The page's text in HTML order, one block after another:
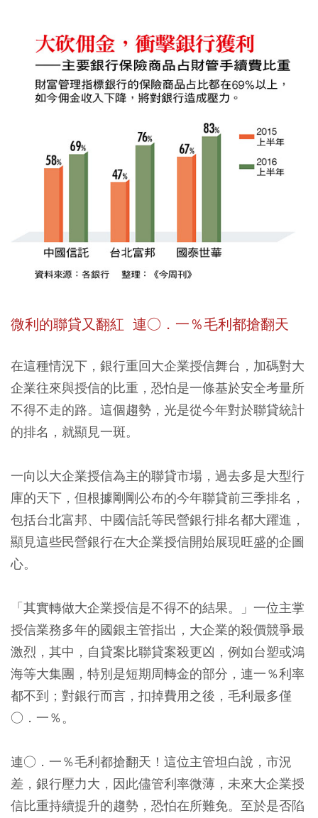
微利的聯貸又翻紅 連○．一％毛利都搶翻天
在這種情況下，銀行重回大企業授信舞台，加碼對大
企業往來與授信的比重，恐怕是一條基於安全考量所
不得不走的路。這個趨勢，光是從今年對於聯貸統計
的排名，就顯見一斑。
一向以大企業授信為主的聯貸市場，過去多是大型行
庫的天下，但根據剛剛公布的今年聯貸前三季排名，
包括台北富邦、中國信託等民營銀行排名都大躍進，
顯見這些民營銀行在大企業授信開始展現旺盛的企圖
心。
「其實轉做大企業授信是不得不的結果。」一位主掌
授信業務多年的國銀主管指出，大企業的殺價競爭最
激烈，其中，自貸案比聯貸案殺更凶，例如台塑或鴻
海等大集團，特別是短期周轉金的部分，連一％利率
都不到；對銀行而言，扣掉費用之後，毛利最多僅
○．一％。
連○．一％毛利都搶翻天！這位主管坦白說，市況
差，銀行壓力大，因此儘管利率微薄，未來大企業授
信比重持續提升的趨勢，恐怕在所難免。至於是否陷